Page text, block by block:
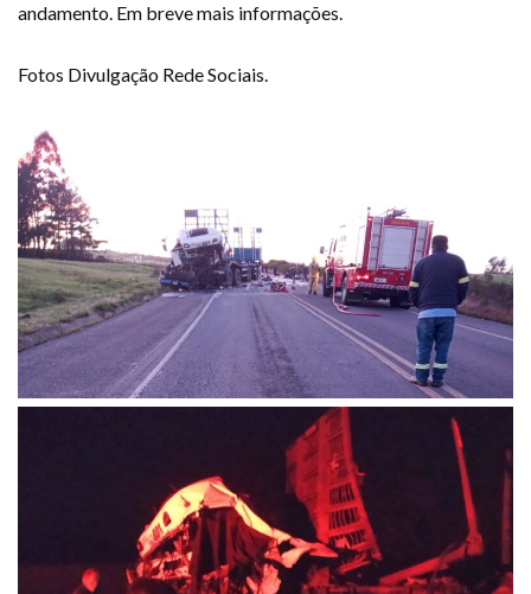
andamento. Em breve mais informações.
Fotos Divulgação Rede Sociais.